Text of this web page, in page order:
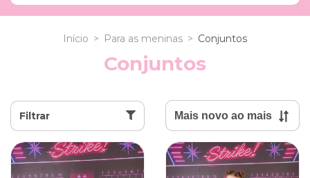
Início > Para as meninas > Conjuntos
Conjuntos
Filtrar